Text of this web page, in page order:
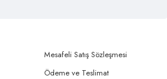
Mesafeli Satış Sözleşmesi
Ödeme ve Teslimat